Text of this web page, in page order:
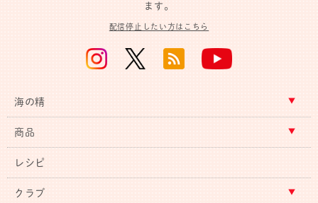
ます。
配信停止したい方はこちら
海の精
商品
レシピ
クラブ